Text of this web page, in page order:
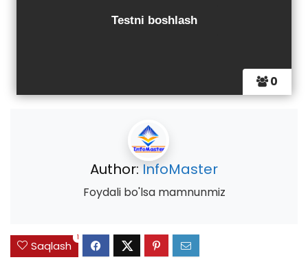
0
Author: InfoMaster
Foydali bo'lsa mamnunmiz
Saqlash
1